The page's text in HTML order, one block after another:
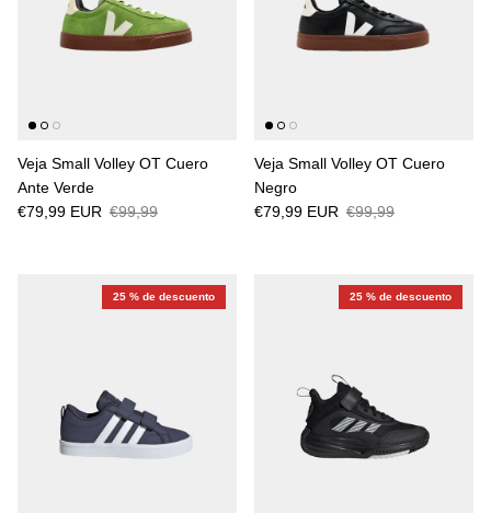
Veja Small Volley OT Cuero
Ante Verde
€79,99 EUR €99,99
Veja Small Volley OT Cuero
Negro
€79,99 EUR €99,99
25 % de descuento 25 % de descuento